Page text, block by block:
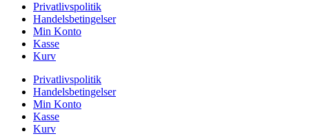
Privatlivspolitik
Handelsbetingelser
Min Konto
Kasse
Kurv
Privatlivspolitik
Handelsbetingelser
Min Konto
Kasse
Kurv